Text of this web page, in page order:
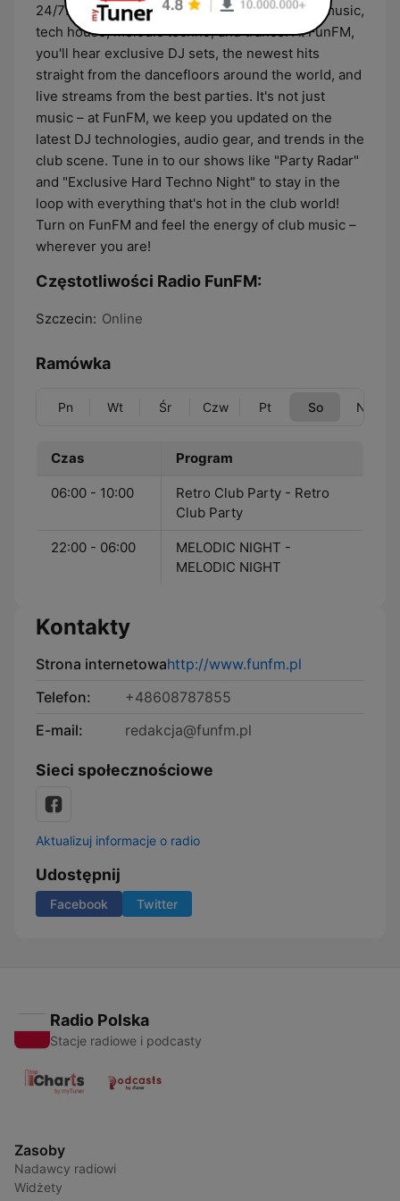
24/7! 🎧🔥 Discover the latest sounds of club music,
tech house, melodic techno, and trance! At FunFM,
you'll hear exclusive DJ sets, the newest hits
straight from the dancefloors around the world, and
live streams from the best parties. It's not just
music – at FunFM, we keep you updated on the
latest DJ technologies, audio gear, and trends in the
club scene. Tune in to our shows like "Party Radar"
and "Exclusive Hard Techno Night" to stay in the
loop with everything that's hot in the club world!
Turn on FunFM and feel the energy of club music –
wherever you are!
Częstotliwości Radio FunFM:
Szczecin: Online
Ramówka
Pn Wt Śr Czw Pt So Nd
Czas Program
06:00 - 10:00
Retro Club Party - Retro
Club Party
22:00 - 06:00
MELODIC NIGHT -
MELODIC NIGHT
Kontakty
Strona internetowahttp://www.funfm.pl
Telefon:
+48608787855
E-mail:
redakcja@funfm.pl
Sieci społecznościowe
Aktualizuj informacje o radio
Udostępnij
Facebook Twitter
Radio Polska
Stacje radiowe i podcasty
Zasoby
Nadawcy radiowi
Widżety